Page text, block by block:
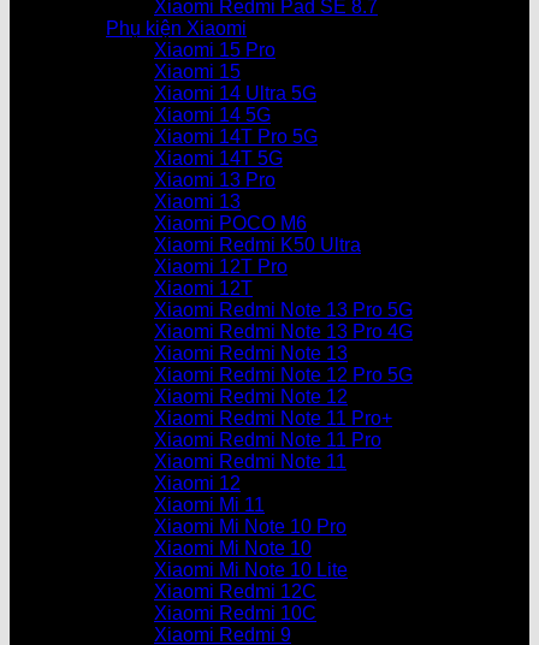
Xiaomi Redmi Pad SE 8.7
Phụ kiện Xiaomi
Xiaomi 15 Pro
Xiaomi 15
Xiaomi 14 Ultra 5G
Xiaomi 14 5G
Xiaomi 14T Pro 5G
Xiaomi 14T 5G
Xiaomi 13 Pro
Xiaomi 13
Xiaomi POCO M6
Xiaomi Redmi K50 Ultra
Xiaomi 12T Pro
Xiaomi 12T
Xiaomi Redmi Note 13 Pro 5G
Xiaomi Redmi Note 13 Pro 4G
Xiaomi Redmi Note 13
Xiaomi Redmi Note 12 Pro 5G
Xiaomi Redmi Note 12
Xiaomi Redmi Note 11 Pro+
Xiaomi Redmi Note 11 Pro
Xiaomi Redmi Note 11
Xiaomi 12
Xiaomi Mi 11
Xiaomi Mi Note 10 Pro
Xiaomi Mi Note 10
Xiaomi Mi Note 10 Lite
Xiaomi Redmi 12C
Xiaomi Redmi 10C
Xiaomi Redmi 9